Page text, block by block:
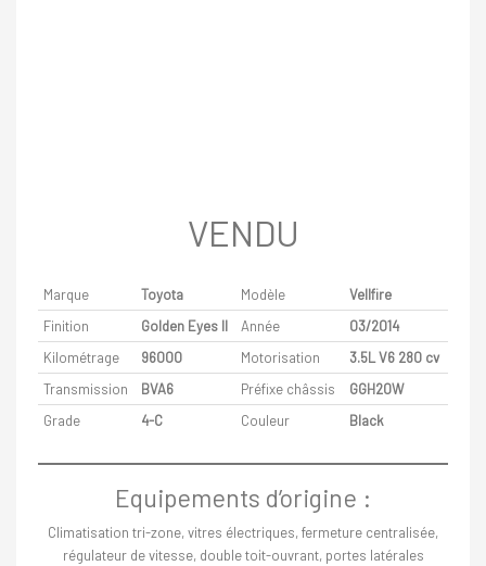
VENDU
Marque Toyota Modèle
Vellfire
Finition
Golden Eyes II Année
03/2014
Kilométrage
96000 Motorisation
3.5L V6 280 cv
Transmission
BVA6 Préfixe châssis
GGH20W
Grade
4-C Couleur Black
Equipements d’origine :
Climatisation tri-zone, vitres électriques, fermeture centralisée,
régulateur de vitesse, double toit-ouvrant, portes latérales